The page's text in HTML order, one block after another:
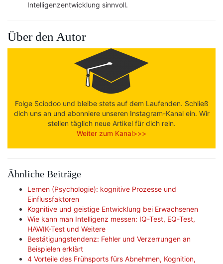
Intelligenzentwicklung sinnvoll.
Über den Autor
Folge Sciodoo und bleibe stets auf dem Laufenden. Schließ
dich uns an und abonniere unseren Instagram-Kanal ein. Wir
stellen täglich neue Artikel für dich rein.
Weiter zum Kanal>>>
Ähnliche Beiträge
Lernen (Psychologie): kognitive Prozesse und
Einflussfaktoren
Kognitive und geistige Entwicklung bei Erwachsenen
Wie kann man Intelligenz messen: IQ-Test, EQ-Test,
HAWIK-Test und Weitere
Bestätigungstendenz: Fehler und Verzerrungen an
Beispielen erklärt
4 Vorteile des Frühsports fürs Abnehmen, Kognition,